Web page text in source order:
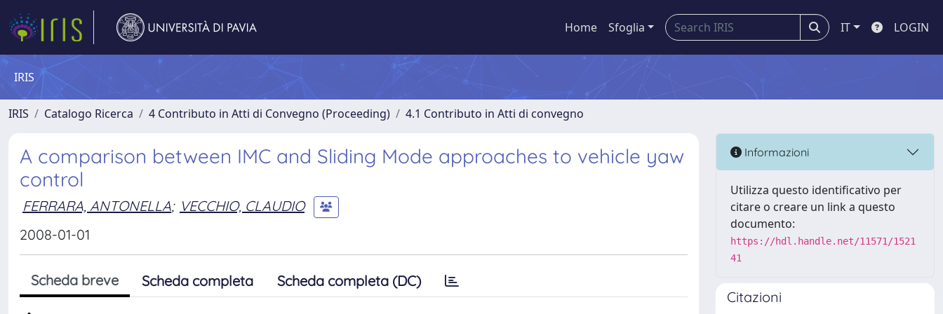
Home Sfoglia IT LOGIN
IRIS
IRIS Catalogo Ricerca 4 Contributo in Atti di Convegno (Proceeding) 4.1 Contributo in Atti di convegno
A comparison between IMC and Sliding Mode approaches to vehicle yaw
control
FERRARA, ANTONELLA; VECCHIO, CLAUDIO
2008-01-01
Scheda breve Scheda completa Scheda completa (DC)
Informazioni
Utilizza questo identificativo per
citare o creare un link a questo
documento:
https://hdl.handle.net/11571/1521
41
Citazioni